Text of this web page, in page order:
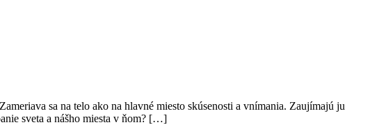
sa na telo ako na hlavné miesto skúsenosti a vnímania. Zaujímajú ju
sveta a nášho miesta v ňom? […]